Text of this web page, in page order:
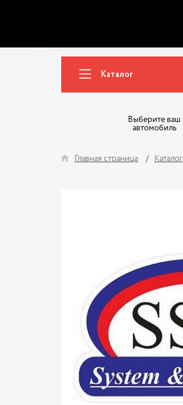
Каталог
Выберите ваш
автомобиль
Главная страница Каталог